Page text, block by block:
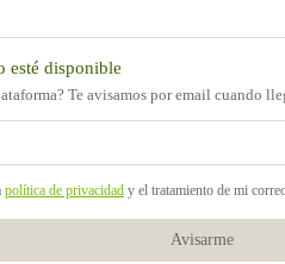
esté disponible
Te avisamos por email cuando
política de privacidad y el tratamiento de mi
Avisarme